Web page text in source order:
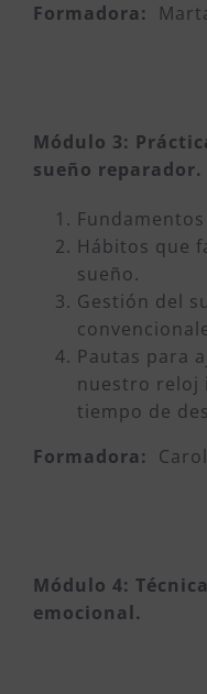
Formadora:
Módulo 3: P
sueño reparador.
Hábitos que
sueño.
Gestión del
Pautas para
nuestro reloj
tiempo de
Formadora:
Módulo 4:
emocional.